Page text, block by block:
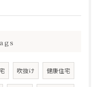
吹抜け 健康住宅